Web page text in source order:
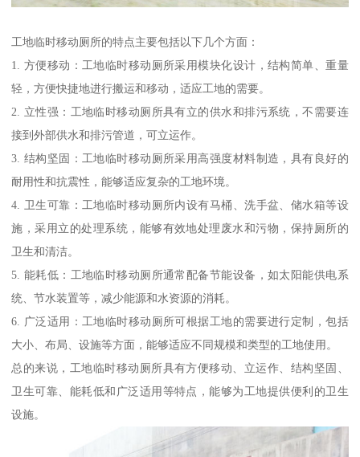
工地临时移动厕所的特点主要包括以下几个方面：
1. 方便移动：工地临时移动厕所采用模块化设计，结构简单、重量
轻，方便快捷地进行搬运和移动，适应工地的需要。
2. 立性强：工地临时移动厕所具有立的供水和排污系统，不需要连
接到外部供水和排污管道，可立运作。
3. 结构坚固：工地临时移动厕所采用高强度材料制造，具有良好的
耐用性和抗震性，能够适应复杂的工地环境。
4. 卫生可靠：工地临时移动厕所内设有马桶、洗手盆、储水箱等设
施，采用立的处理系统，能够有效地处理废水和污物，保持厕所的
卫生和清洁。
5. 能耗低：工地临时移动厕所通常配备节能设备，如太阳能供电系
统、节水装置等，减少能源和水资源的消耗。
6. 广泛适用：工地临时移动厕所可根据工地的需要进行定制，包括
大小、布局、设施等方面，能够适应不同规模和类型的工地使用。
总的来说，工地临时移动厕所具有方便移动、立运作、结构坚固、
卫生可靠、能耗低和广泛适用等特点，能够为工地提供便利的卫生
设施。